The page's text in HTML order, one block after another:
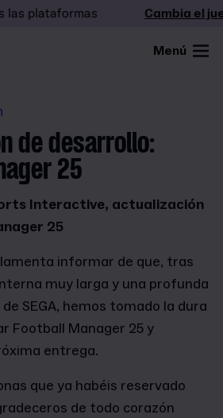
plataformas Cambia el
Menú
de desarrollo:
25
Interactive, actualización
25
informar de que, tras
muy larga y una profunda
SEGA, hemos tomado la dura
Football Manager 25 y
entrega.
que ya habéis reservado
de todo corazón